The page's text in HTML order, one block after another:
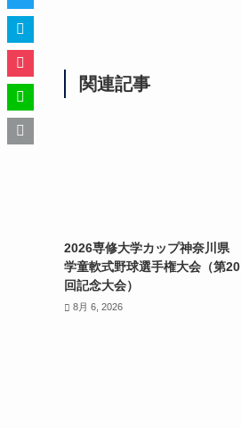
関連記事
2026専修大学カップ神奈川県
学童軟式野球選手権大会（第20
回記念大会）
8月 6, 2026